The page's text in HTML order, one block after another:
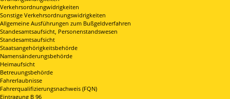
Verkehrsordnungwidrigkeiten
Sonstige Verkehrsordnungswidrigkeiten
Allgemeine Ausführungen zum Bußgeldverfahren
Standesamtsaufsicht, Personenstandswesen
Standesamtsaufsicht
Staatsangehörigkeitsbehörde
Namensänderungsbehörde
Heimaufsicht
Betreuungsbehörde
Fahrerlaubnisse
Fahrerqualifizierungsnachweis (FQN)
Eintragung B 96